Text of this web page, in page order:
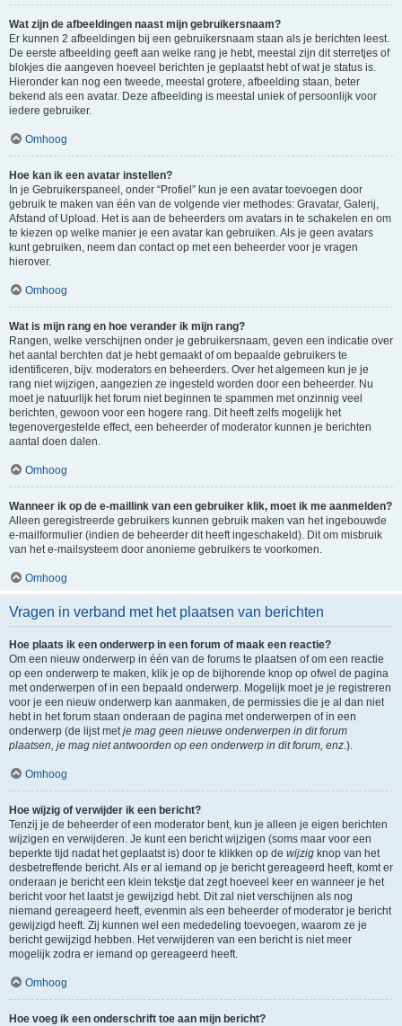
Wat zijn de afbeeldingen naast mijn gebruikersnaam?
Er kunnen 2 afbeeldingen bij een gebruikersnaam staan als je berichten leest.
De eerste afbeelding geeft aan welke rang je hebt, meestal zijn dit sterretjes of
blokjes die aangeven hoeveel berichten je geplaatst hebt of wat je status is.
Hieronder kan nog een tweede, meestal grotere, afbeelding staan, beter
bekend als een avatar. Deze afbeelding is meestal uniek of persoonlijk voor
iedere gebruiker.
Omhoog
Hoe kan ik een avatar instellen?
In je Gebruikerspaneel, onder “Profiel” kun je een avatar toevoegen door
gebruik te maken van één van de volgende vier methodes: Gravatar, Galerij,
Afstand of Upload. Het is aan de beheerders om avatars in te schakelen en om
te kiezen op welke manier je een avatar kan gebruiken. Als je geen avatars
kunt gebruiken, neem dan contact op met een beheerder voor je vragen
hierover.
Omhoog
Wat is mijn rang en hoe verander ik mijn rang?
Rangen, welke verschijnen onder je gebruikersnaam, geven een indicatie over
het aantal berchten dat je hebt gemaakt of om bepaalde gebruikers te
identificeren, bijv. moderators en beheerders. Over het algemeen kun je je
rang niet wijzigen, aangezien ze ingesteld worden door een beheerder. Nu
moet je natuurlijk het forum niet beginnen te spammen met onzinnig veel
berichten, gewoon voor een hogere rang. Dit heeft zelfs mogelijk het
tegenovergestelde effect, een beheerder of moderator kunnen je berichten
aantal doen dalen.
Omhoog
Wanneer ik op de e-maillink van een gebruiker klik, moet ik me aanmelden?
Alleen geregistreerde gebruikers kunnen gebruik maken van het ingebouwde
e-mailformulier (indien de beheerder dit heeft ingeschakeld). Dit om misbruik
van het e-mailsysteem door anonieme gebruikers te voorkomen.
Omhoog
Vragen in verband met het plaatsen van berichten
Hoe plaats ik een onderwerp in een forum of maak een reactie?
Om een nieuw onderwerp in één van de forums te plaatsen of om een reactie
op een onderwerp te maken, klik je op de bijhorende knop op ofwel de pagina
met onderwerpen of in een bepaald onderwerp. Mogelijk moet je je registreren
voor je een nieuw onderwerp kan aanmaken, de permissies die je al dan niet
hebt in het forum staan onderaan de pagina met onderwerpen of in een
onderwerp (de lijst metje mag geen nieuwe onderwerpen in dit forum
plaatsen, je mag niet antwoorden op een onderwerp in dit forum, enz.).
Omhoog
Hoe wijzig of verwijder ik een bericht?
Tenzij je de beheerder of een moderator bent, kun je alleen je eigen berichten
wijzigen en verwijderen. Je kunt een bericht wijzigen (soms maar voor een
beperkte tijd nadat het geplaatst is) door te klikken op de wijzig knop van het
desbetreffende bericht. Als er al iemand op je bericht gereageerd heeft, komt er
onderaan je bericht een klein tekstje dat zegt hoeveel keer en wanneer je het
bericht voor het laatst je gewijzigd hebt. Dit zal niet verschijnen als nog
niemand gereageerd heeft, evenmin als een beheerder of moderator je bericht
gewijzigd heeft. Zij kunnen wel een mededeling toevoegen, waarom ze je
bericht gewijzigd hebben. Het verwijderen van een bericht is niet meer
mogelijk zodra er iemand op gereageerd heeft.
Omhoog
Hoe voeg ik een onderschrift toe aan mijn bericht?